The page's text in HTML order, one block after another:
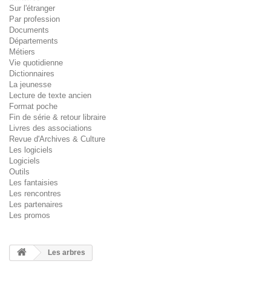
Sur l'étranger
Par profession
Documents
Départements
Métiers
Vie quotidienne
Dictionnaires
La jeunesse
Lecture de texte ancien
Format poche
Fin de série & retour libraire
Livres des associations
Revue d'Archives & Culture
Les logiciels
Logiciels
Outils
Les fantaisies
Les rencontres
Les partenaires
Les promos
Les arbres